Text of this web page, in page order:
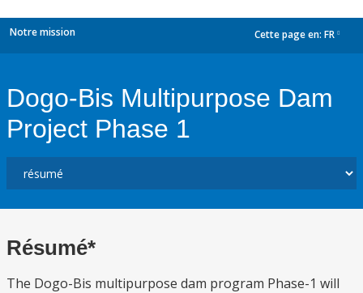
Notre mission Cette page en: FR
Dogo-Bis Multipurpose Dam
Project Phase 1
Résumé*
The Dogo-Bis multipurpose dam program Phase-1 will